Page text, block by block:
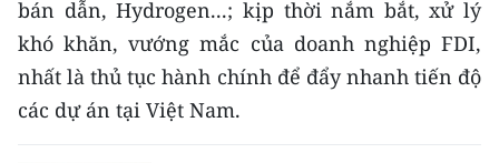
Bắc Trung Bộ
Duyên hải Nam Trung Bộ và Tây
Nguyên
bán dẫn, Hydrogen...; kịp thời nắm bắt, xử lý
khó khăn, vướng mắc của doanh nghiệp FDI,
nhất là thủ tục hành chính để đẩy nhanh tiến độ
các dự án tại Việt Nam.